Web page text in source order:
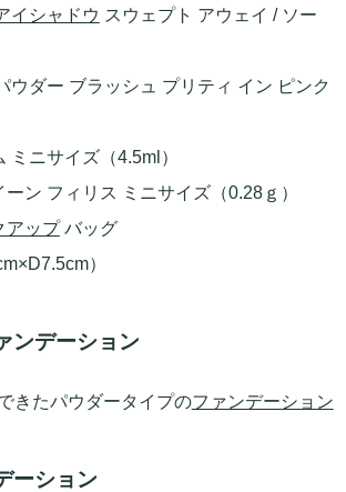
イシャドウ スウェプト アウェイ / ソー
ウダー ブラッシュ プリティ イン ピンク
ミニサイズ（4.5ml）
ーン フィリス ミニサイズ（0.28ｇ）
アップバッグ
）
ンデーション
きたパウダータイプのファンデーション
ーション